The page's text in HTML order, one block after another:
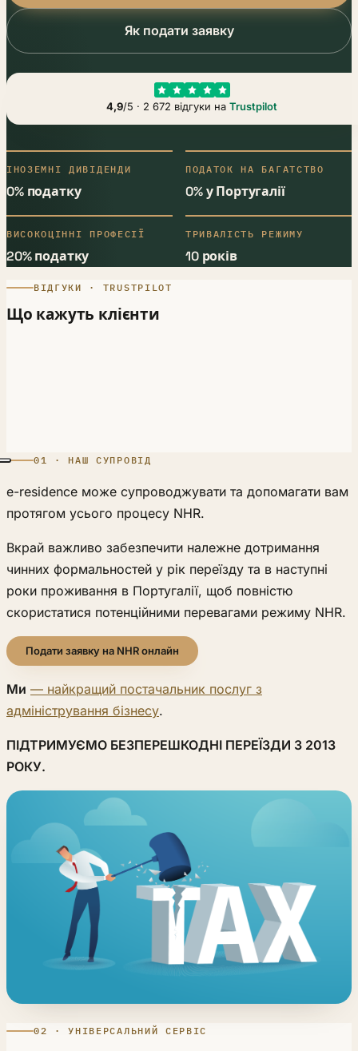
Як подати заявку
4,9/5 · 2 672 відгуки на Trustpilot
ІНОЗЕМНІ ДИВІДЕНДИ
0% податку
ПОДАТОК НА БАГАТСТВО
0% у Португалії
ВИСОКОЦІННІ ПРОФЕСІЇ
20% податку
ТРИВАЛІСТЬ РЕЖИМУ
10 років
ВІДГУКИ · TRUSTPILOT
Що кажуть клієнти
01 · НАШ СУПРОВІД
e-residence може супроводжувати та допомагати вам
протягом усього процесу NHR.
Вкрай важливо забезпечити належне дотримання
чинних формальностей у рік переїзду та в наступні
роки проживання в Португалії, щоб повністю
скористатися потенційними перевагами режиму NHR.
Подати заявку на NHR онлайн
Ми — найкращий постачальник послуг з
адміністрування бізнесу.
ПІДТРИМУЄМО БЕЗПЕРЕШКОДНІ ПЕРЕЇЗДИ З 2013
РОКУ.
02 · УНІВЕРСАЛЬНИЙ СЕРВІС